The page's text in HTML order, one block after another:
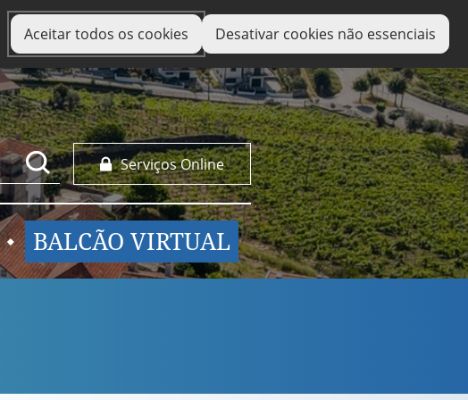
Aceitar todos os cookies Desativar cookies não essenciais
Serviços Online
BALCÃO VIRTUAL